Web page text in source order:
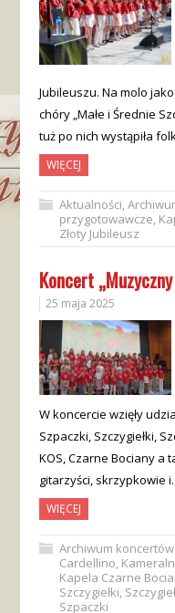
Jubileuszu. Na molo
chóry „Małe i Średnie
tuż po nich wystąpiła
WIĘCEJ
Aktualności,
przygotowawcze,
Złoty Jubileusz
Koncert
25 maja 2025
W koncercie wzięły
Szpaczki, Szczygiełki,
KOS, Czarne Bociany a
gitarzyści, skrzypkowie
WIĘCEJ
Archiwum koncertów
Cardellino,
Kapela Czarne
Szczygiełki,
Szpaczki